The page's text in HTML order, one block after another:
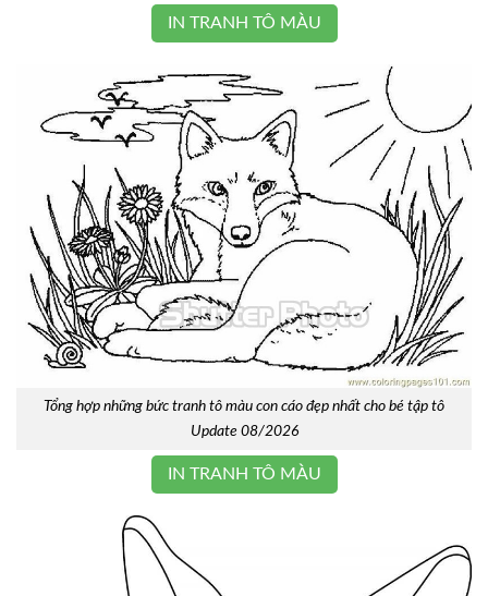
IN TRANH TÔ MÀU
Tổng hợp những bức tranh tô màu con cáo đẹp nhất cho bé tập tô
Update 08/2026
IN TRANH TÔ MÀU